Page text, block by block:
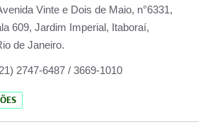
Vinte e Dois de Maio, n°6331,
609, Jardim Imperial, Itaboraí,
de Janeiro.
2747-6487 / 3669-1010